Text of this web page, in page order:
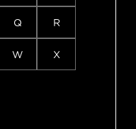
Q R
W X